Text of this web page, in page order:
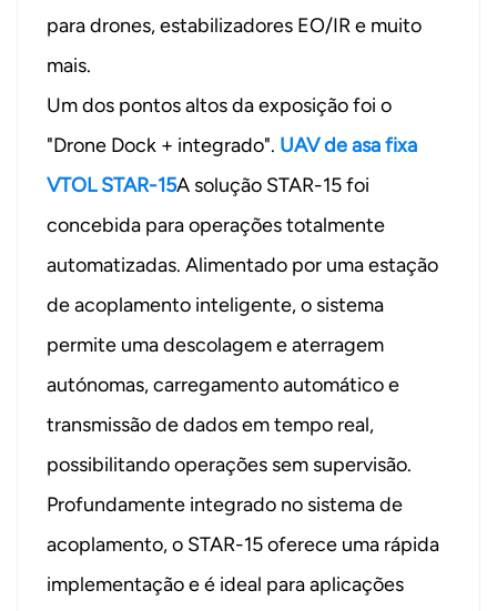
para drones, estabilizadores EO/IR e muito
mais.
Um dos pontos altos da exposição foi o
"Drone Dock + integrado". UAV de asa fixa
VTOL STAR-15A solução STAR-15 foi
concebida para operações totalmente
automatizadas. Alimentado por uma estação
de acoplamento inteligente, o sistema
permite uma descolagem e aterragem
autónomas, carregamento automático e
transmissão de dados em tempo real,
possibilitando operações sem supervisão.
Profundamente integrado no sistema de
acoplamento, o STAR-15 oferece uma rápida
implementação e é ideal para aplicações